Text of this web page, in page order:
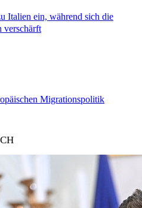
Italien ein, während sich die
verschärft
Migrationspolitik